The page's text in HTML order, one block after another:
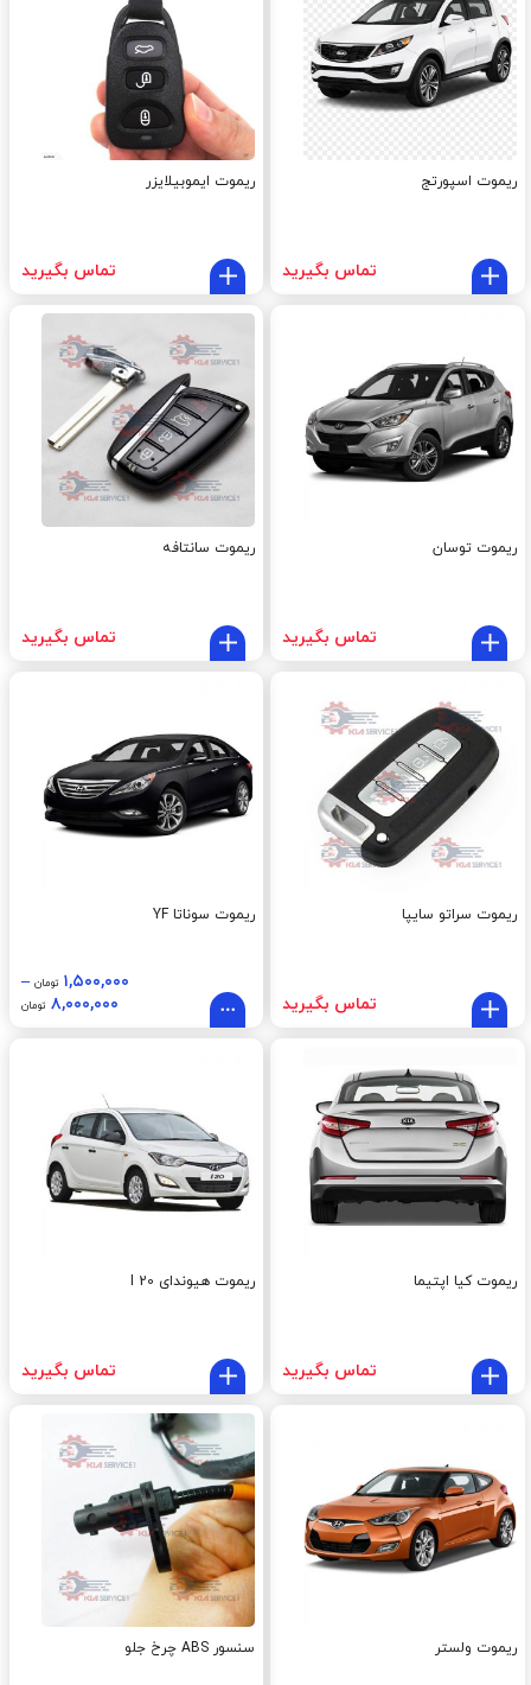
ریموت اسپورتج
تماس بگیرید
ریموت ایموبیلایزر
تماس بگیرید
ریموت توسان
تماس بگیرید
ریموت سانتافه
تماس بگیرید
ریموت سراتو سایپا
تماس بگیرید
ریموت سوناتا YF
۱,۵۰۰,۰۰۰ تومان –
۸,۰۰۰,۰۰۰ تومان
ریموت کیا اپتیما
تماس بگیرید
ریموت هیوندای I 20
تماس بگیرید
ریموت ولستر سنسور ABS چرخ جلو